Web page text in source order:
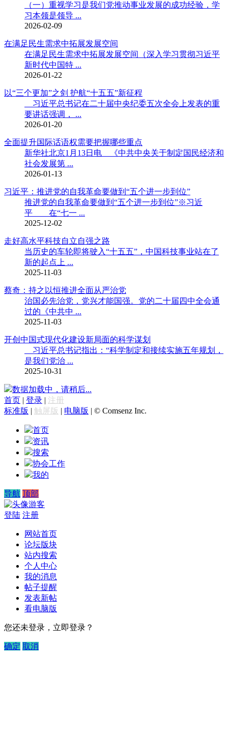
（一）重视学习是我们党推动事业发展的成功经验，学
习本领是领导 ...
2026-02-09
在满足民生需求中拓展发展空间
在满足民生需求中拓展发展空间（深入学习贯彻习近平
新时代中国特 ...
2026-01-22
以“三个更加”之剑 护航“十五五”新征程
习近平总书记在二十届中央纪委五次全会上发表的重
要讲话强调， ...
2026-01-20
全面提升国际话语权需要把握哪些重点
新华社北京1月13日电 《中共中央关于制定国民经济和
社会发展第 ...
2026-01-13
习近平：推进党的自我革命要做到“五个进一步到位”
推进党的自我革命要做到“五个进一步到位”※习近
平 在“七一 ...
2025-12-02
走好高水平科技自立自强之路
当历史的车轮即将驶入“十五五”，中国科技事业站在了
新的起点上 ...
2025-11-03
蔡奇：持之以恒推进全面从严治党
治国必先治党，党兴才能国强。党的二十届四中全会通
过的《中共中 ...
2025-11-03
开创中国式现代化建设新局面的科学谋划
习近平总书记指出：“科学制定和接续实施五年规划，
是我们党治 ...
2025-10-31
数据加载中，请稍后...
首页 | 登录 | 注册
标准版 | 触屏版 | 电脑版 | © Comsenz Inc.
首页
资讯
搜索
协会工作
我的
导航 顶部
游客
登陆 注册
网站首页
论坛版块
站内搜索
个人中心
我的消息
帖子提醒
发表新帖
看电脑版
您还未登录，立即登录？
确定 取消